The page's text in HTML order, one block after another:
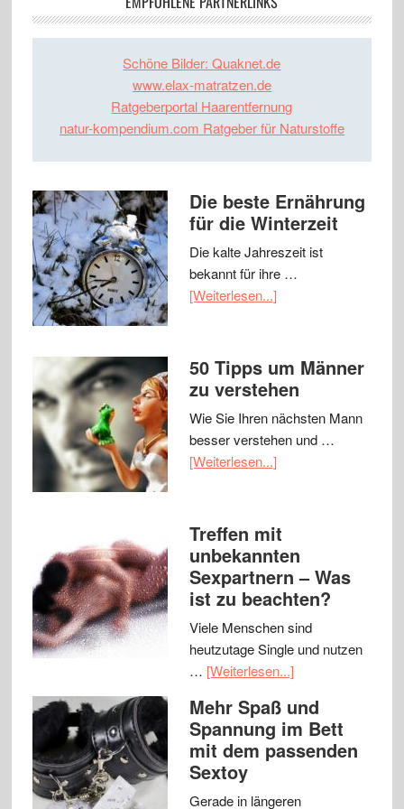
Schöne Bilder: Quaknet.de
www.elax-matratzen.de
Ratgeberportal Haarentfernung
natur-kompendium.com Ratgeber für Naturstoffe
Die beste Ernährung
für die Winterzeit
Die kalte Jahreszeit ist
bekannt für ihre …
[Weiterlesen...]
50 Tipps um Männer
zu verstehen
Wie Sie Ihren nächsten Mann
besser verstehen und …
[Weiterlesen...]
Treffen mit
unbekannten
Sexpartnern – Was
ist zu beachten?
Viele Menschen sind
heutzutage Single und nutzen
… [Weiterlesen...]
Mehr Spaß und
Spannung im Bett
mit dem passenden
Sextoy
Gerade in längeren